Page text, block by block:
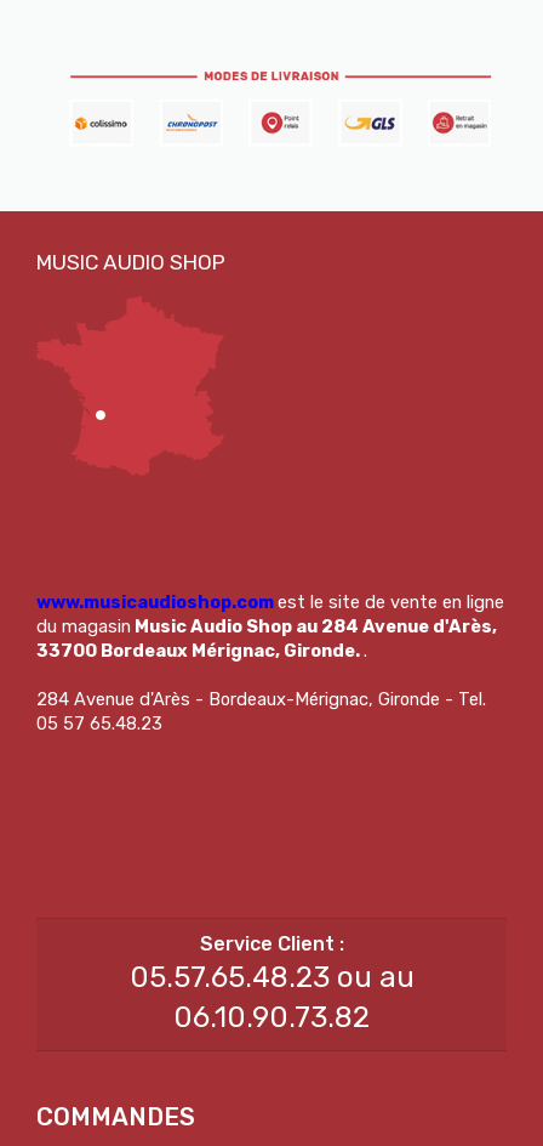
www.musicaudioshop.comest le site de vente en ligne
du magasin Music Audio Shop au 284 Avenue d'Arès,
33700 Bordeaux Mérignac, Gironde..
284 Avenue d'Arès - Bordeaux-Mérignac, Gironde - Tel.
05 57 65.48.23
05.57.65.48.23 ou au
06.10.90.73.82
COMMANDES